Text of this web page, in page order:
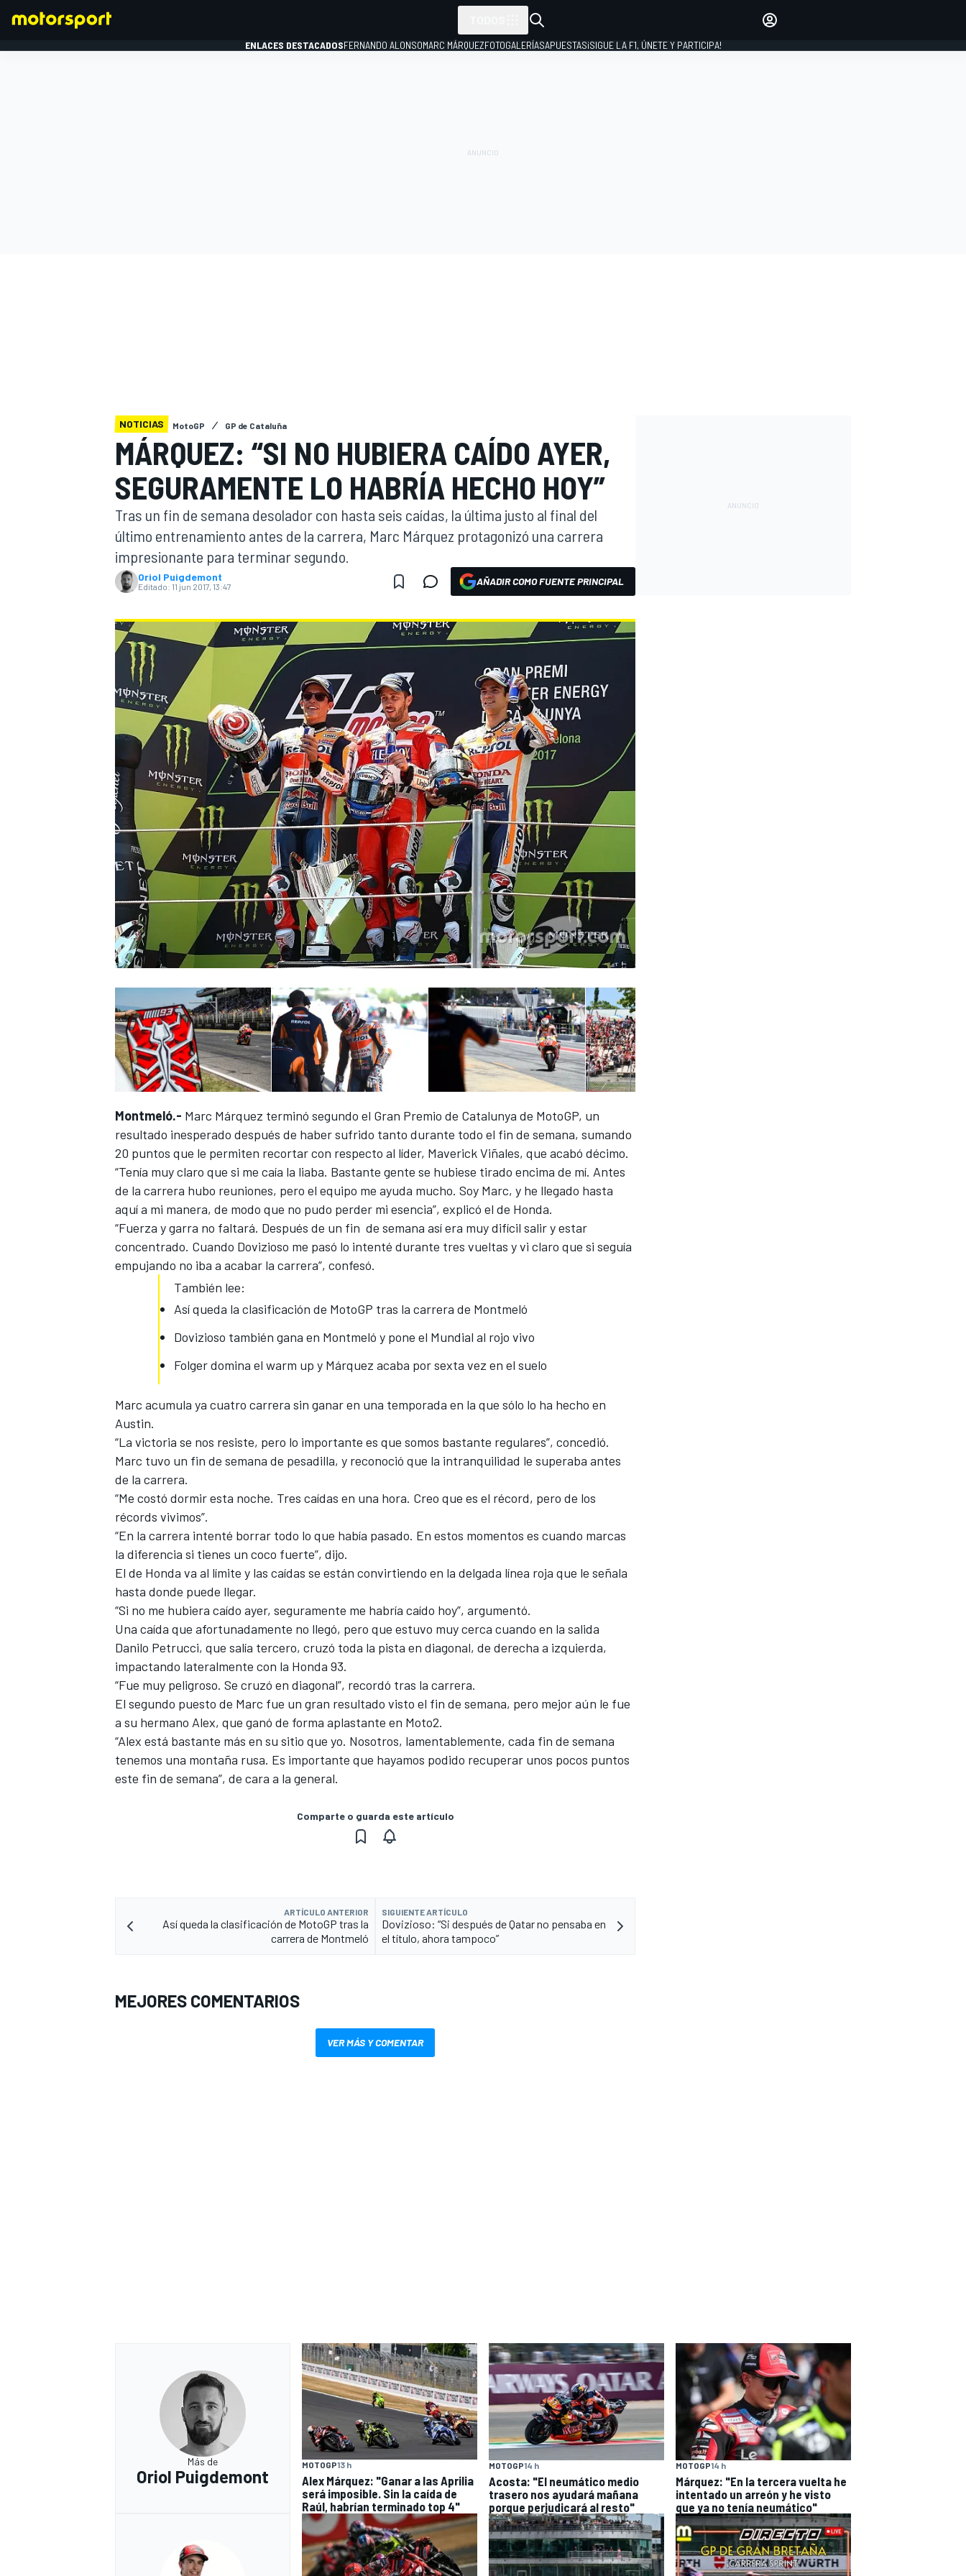
WEC
MÁS CATEGORÍAS
ENLACES DESTACADOSFERNANDO ALONSOMARC MÁRQUEZFOTOGALERÍASAPUESTAS¡SIGUE LA F1, ÚNETE Y PARTICIPA!
NOTICIAS MotoGP GP de Cataluña
MÁRQUEZ: “SI NO HUBIERA CAÍDO AYER,
SEGURAMENTE LO HABRÍA HECHO HOY”
Tras un fin de semana desolador con hasta seis caídas, la última justo al final del
último entrenamiento antes de la carrera, Marc Márquez protagonizó una carrera
impresionante para terminar segundo.
Oriol Puigdemont
Editado: 11 jun 2017, 13:47 AÑADIR COMO FUENTE PRINCIPAL
Montmeló.- Marc Márquez terminó segundo el Gran Premio de Catalunya de MotoGP, un
resultado inesperado después de haber sufrido tanto durante todo el fin de semana, sumando
20 puntos que le permiten recortar con respecto al líder, Maverick Viñales, que acabó décimo.
“Tenía muy claro que si me caía la liaba. Bastante gente se hubiese tirado encima de mí. Antes
de la carrera hubo reuniones, pero el equipo me ayuda mucho. Soy Marc, y he llegado hasta
aquí a mi manera, de modo que no pudo perder mi esencia”, explicó el de Honda.
“Fuerza y garra no faltará. Después de un fin de semana así era muy difícil salir y estar
concentrado. Cuando Dovizioso me pasó lo intenté durante tres vueltas y vi claro que si seguía
empujando no iba a acabar la carrera”, confesó.
También lee:
Así queda la clasificación de MotoGP tras la carrera de Montmeló
Dovizioso también gana en Montmeló y pone el Mundial al rojo vivo
Folger domina el warm up y Márquez acaba por sexta vez en el suelo
Marc acumula ya cuatro carrera sin ganar en una temporada en la que sólo lo ha hecho en
Austin.
“La victoria se nos resiste, pero lo importante es que somos bastante regulares”, concedió.
Marc tuvo un fin de semana de pesadilla, y reconoció que la intranquilidad le superaba antes
de la carrera.
“Me costó dormir esta noche. Tres caídas en una hora. Creo que es el récord, pero de los
récords vivimos”.
“En la carrera intenté borrar todo lo que había pasado. En estos momentos es cuando marcas
la diferencia si tienes un coco fuerte”, dijo.
El de Honda va al límite y las caídas se están convirtiendo en la delgada línea roja que le señala
hasta donde puede llegar.
“Si no me hubiera caído ayer, seguramente me habría caído hoy”, argumentó.
Una caída que afortunadamente no llegó, pero que estuvo muy cerca cuando en la salida
Danilo Petrucci, que salía tercero, cruzó toda la pista en diagonal, de derecha a izquierda,
impactando lateralmente con la Honda 93.
“Fue muy peligroso. Se cruzó en diagonal”, recordó tras la carrera.
El segundo puesto de Marc fue un gran resultado visto el fin de semana, pero mejor aún le fue
a su hermano Alex, que ganó de forma aplastante en Moto2.
“Alex está bastante más en su sitio que yo. Nosotros, lamentablemente, cada fin de semana
tenemos una montaña rusa. Es importante que hayamos podido recuperar unos pocos puntos
este fin de semana”, de cara a la general.
Comparte o guarda este artículo
ARTÍCULO ANTERIOR
Así queda la clasificación de MotoGP tras la
carrera de Montmeló
SIGUIENTE ARTÍCULO
Dovizioso: “Si después de Qatar no pensaba en
el título, ahora tampoco”
MEJORES COMENTARIOS
VER MÁS Y COMENTAR
Más de
Oriol Puigdemont
MOTOGP13 h
Alex Márquez: "Ganar a las Aprilia
será imposible. Sin la caída de
Raúl, habrían terminado top 4"
MOTOGP14 h
Acosta: "El neumático medio
trasero nos ayudará mañana
porque perjudicará al resto"
MOTOGP14 h
Márquez: "En la tercera vuelta he
intentado un arreón y he visto
que ya no tenía neumático"